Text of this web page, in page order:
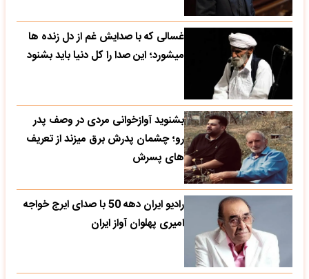
غسالی که با صدایش غم از دل زنده ها
میشورد؛ این صدا را کل دنیا باید بشنود
بشنوید آوازخوانی مردی در وصف پدر
رو؛ چشمان پدرش برق میزند از تعریف
های پسرش
رادیو ایران دهه 50 با صدای ایرج خواجه
امیری پهلوان آواز ایران